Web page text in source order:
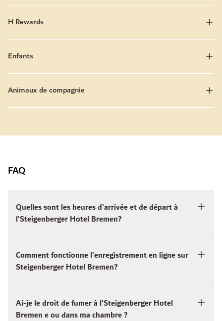
H Rewards
Enfants
Animaux de compagnie
FAQ
Quelles sont les heures d'arrivée et de départ à
l'Steigenberger Hotel Bremen?
Comment fonctionne l'enregistrement en ligne sur
Steigenberger Hotel Bremen?
Ai-je le droit de fumer à l'Steigenberger Hotel
Bremen e ou dans ma chambre ?